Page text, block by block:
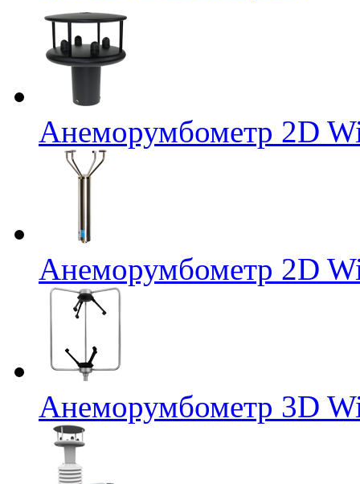
Анеморумбометр 2D
Анеморумбометр 2D
Анеморумбометр 3D